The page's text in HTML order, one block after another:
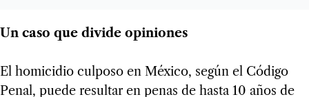
Un caso que divide opiniones
El homicidio culposo en México, según el Código
Penal, puede resultar en penas de hasta 10 años de